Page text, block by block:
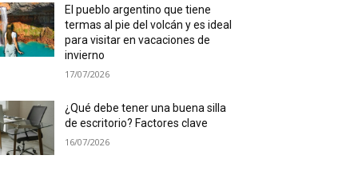
El pueblo argentino que tiene
termas al pie del volcán y es ideal
para visitar en vacaciones de
invierno
17/07/2026
¿Qué debe tener una buena silla
de escritorio? Factores clave
16/07/2026